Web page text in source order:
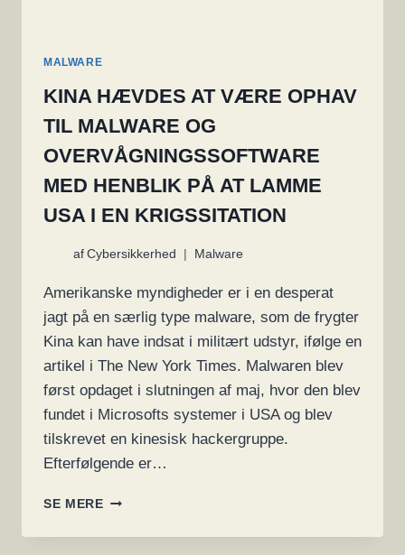
MALWARE
KINA HÆVDES AT VÆRE OPHAV
TIL MALWARE OG
OVERVÅGNINGSSOFTWARE
MED HENBLIK PÅ AT LAMME
USA I EN KRIGSSITATION
af Cybersikkerhed Malware
Amerikanske myndigheder er i en desperat
jagt på en særlig type malware, som de frygter
Kina kan have indsat i militært udstyr, ifølge en
artikel i The New York Times. Malwaren blev
først opdaget i slutningen af maj, hvor den blev
fundet i Microsofts systemer i USA og blev
tilskrevet en kinesisk hackergruppe.
Efterfølgende er…
SE MEREKINA
AT